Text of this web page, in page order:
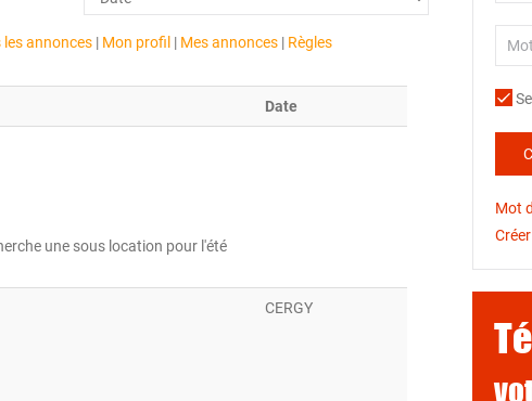
les annonces| Mon profil | Mes annonces| Règles
Date
une sous location pour l'été
CERGY
Mot